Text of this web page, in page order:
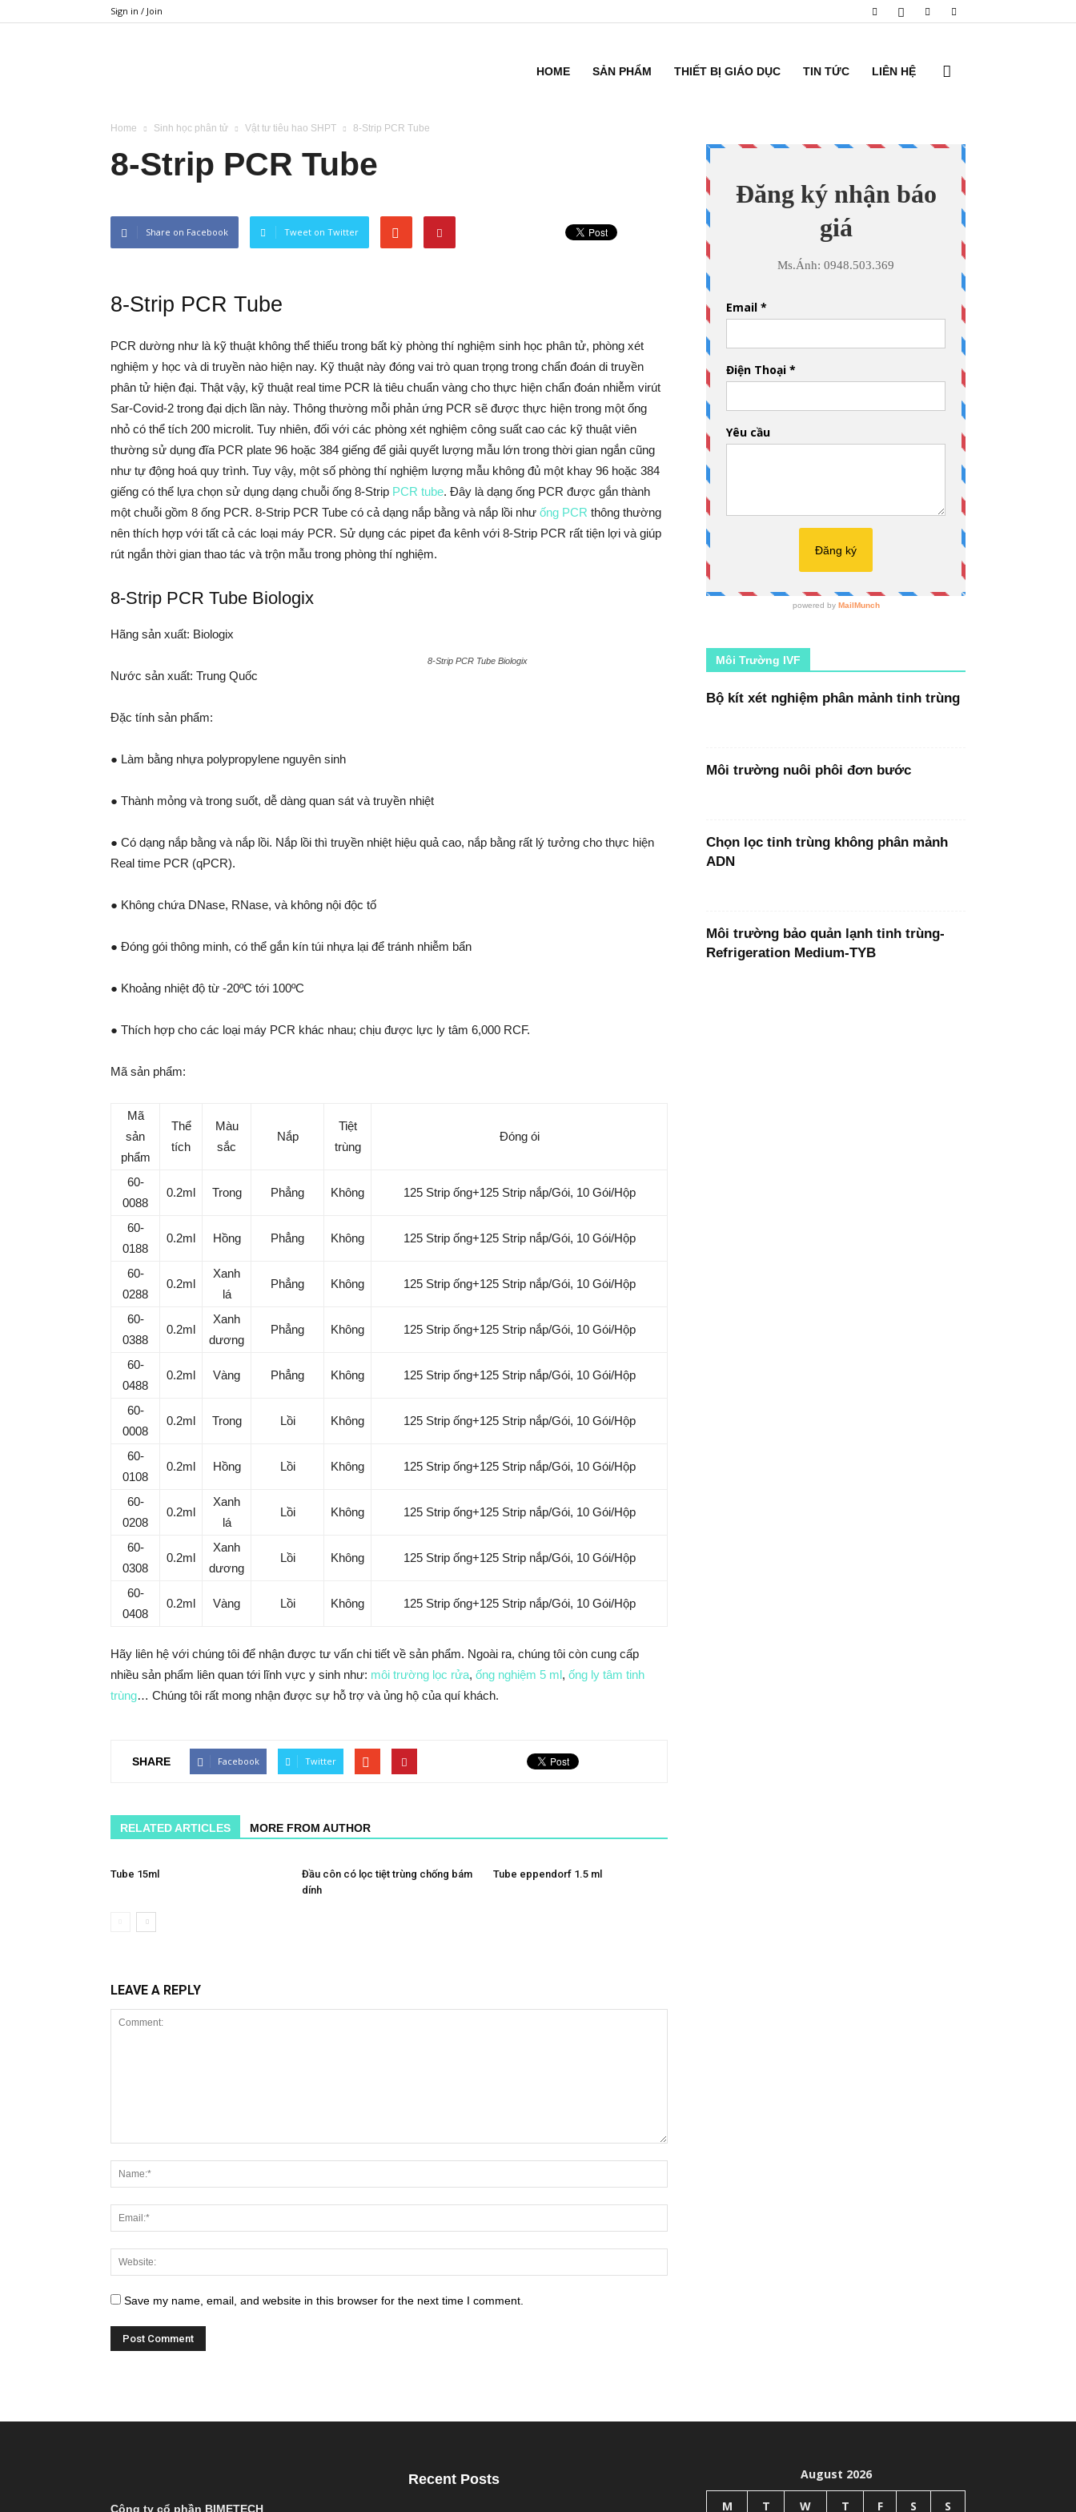
Sign in / Join
HOME SẢN PHẨM THIẾT BỊ GIÁO DỤC TIN TỨC LIÊN HỆ
Home Sinh học phân tử Vật tư tiêu hao SHPT 8-Strip PCR Tube
8-Strip PCR Tube
Share on Facebook Tweet on Twitter
8-Strip PCR Tube
PCR dường như là kỹ thuật không thể thiếu trong bất kỳ phòng thí nghiệm sinh học phân tử, phòng xét
nghiệm y học và di truyền nào hiện nay. Kỹ thuật này đóng vai trò quan trọng trong chẩn đoán di truyền
phân tử hiện đại. Thật vậy, kỹ thuật real time PCR là tiêu chuẩn vàng cho thực hiện chẩn đoán nhiễm virút
Sar-Covid-2 trong đại dịch lần này. Thông thường mỗi phản ứng PCR sẽ được thực hiện trong một ống
nhỏ có thể tích 200 microlit. Tuy nhiên, đối với các phòng xét nghiệm công suất cao các kỹ thuật viên
thường sử dụng đĩa PCR plate 96 hoặc 384 giếng để giải quyết lượng mẫu lớn trong thời gian ngắn cũng
như tự động hoá quy trình. Tuy vậy, một số phòng thí nghiệm lượng mẫu không đủ một khay 96 hoặc 384
giếng có thể lựa chọn sử dụng dạng chuỗi ống 8-Strip PCR tube. Đây là dạng ống PCR được gắn thành
một chuỗi gồm 8 ống PCR. 8-Strip PCR Tube có cả dạng nắp bằng và nắp lồi như ống PCR thông thường
nên thích hợp với tất cả các loại máy PCR. Sử dụng các pipet đa kênh với 8-Strip PCR rất tiện lợi và giúp
rút ngắn thời gian thao tác và trộn mẫu trong phòng thí nghiệm.
8-Strip PCR Tube Biologix
8-Strip PCR Tube Biologix
Hãng sản xuất: Biologix
Nước sản xuất: Trung Quốc
Đặc tính sản phẩm:
● Làm bằng nhựa polypropylene nguyên sinh
● Thành mỏng và trong suốt, dễ dàng quan sát và truyền nhiệt
● Có dạng nắp bằng và nắp lồi. Nắp lồi thì truyền nhiệt hiệu quả cao, nắp bằng rất lý tưởng cho thực hiện
Real time PCR (qPCR).
● Không chứa DNase, RNase, và không nội độc tố
● Đóng gói thông minh, có thể gắn kín túi nhựa lại để tránh nhiễm bẩn
● Khoảng nhiệt độ từ -20ºC tới 100ºC
● Thích hợp cho các loại máy PCR khác nhau; chịu được lực ly tâm 6,000 RCF.
Mã sản phẩm:
Mã
sản
phẩm
Thể
tích
Màu
sắc
Nắp
Tiệt
trùng
Đóng ói
60-
0088
0.2ml Trong Phẳng Không 125 Strip ống+125 Strip nắp/Gói, 10 Gói/Hộp
60-
0188
0.2ml Hồng Phẳng Không 125 Strip ống+125 Strip nắp/Gói, 10 Gói/Hộp
60-
0288
0.2ml
Xanh
lá
Phẳng Không 125 Strip ống+125 Strip nắp/Gói, 10 Gói/Hộp
60-
0388
0.2ml
Xanh
dương
Phẳng Không 125 Strip ống+125 Strip nắp/Gói, 10 Gói/Hộp
60-
0488
0.2ml Vàng Phẳng Không 125 Strip ống+125 Strip nắp/Gói, 10 Gói/Hộp
60-
0008
0.2ml Trong Lồi Không 125 Strip ống+125 Strip nắp/Gói, 10 Gói/Hộp
60-
0108
0.2ml Hồng Lồi Không 125 Strip ống+125 Strip nắp/Gói, 10 Gói/Hộp
60-
0208
0.2ml
Xanh
lá
Lồi Không 125 Strip ống+125 Strip nắp/Gói, 10 Gói/Hộp
60-
0308
0.2ml
Xanh
dương
Lồi Không 125 Strip ống+125 Strip nắp/Gói, 10 Gói/Hộp
60-
0408
0.2ml Vàng Lồi Không 125 Strip ống+125 Strip nắp/Gói, 10 Gói/Hộp
Hãy liên hệ với chúng tôi để nhận được tư vấn chi tiết về sản phẩm. Ngoài ra, chúng tôi còn cung cấp
nhiều sản phẩm liên quan tới lĩnh vực y sinh như: môi trường lọc rửa, ống nghiệm 5 ml, ống ly tâm tinh
trùng… Chúng tôi rất mong nhận được sự hỗ trợ và ủng hộ của quí khách.
SHARE Facebook Twitter
RELATED ARTICLES MORE FROM AUTHOR
Tube 15ml
Đầu côn có lọc tiệt trùng chống bám
dính
Tube eppendorf 1.5 ml
LEAVE A REPLY
Save my name, email, and website in this browser for the next time I comment.
Môi Trường IVF
Bộ kít xét nghiệm phân mảnh tinh trùng
Môi trường nuôi phôi đơn bước
Chọn lọc tinh trùng không phân mảnh
ADN
Môi trường bảo quản lạnh tinh trùng-
Refrigeration Medium-TYB
Công ty cổ phần BIMETECH
Recent Posts August 2026
M T W T F S S